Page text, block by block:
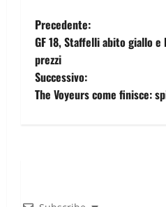
Precedente:
GF 18, Staffelli abito giallo
prezzi
Successivo:
The Voyeurs come finisce: